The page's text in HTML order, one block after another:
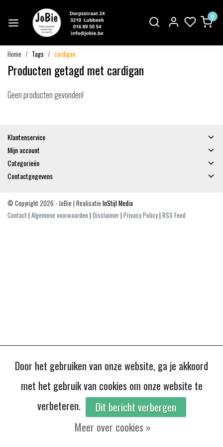
0
Home Tags cardigan
Producten getagd met cardigan
Geen producten gevonden!
Klantenservice
Mijn account
Categorieën
Contactgegevens
© Copyright 2026 - JoBie | Realisatie InStijl Media
Contact| Algemene voorwaarden | Disclaimer| Privacy Policy| RSS Feed
Door het gebruiken van onze website, ga je akkoord
met het gebruik van cookies om onze website te
verbeteren.
Dit bericht verbergen
Meer over cookies »